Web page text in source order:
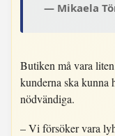
Mikaela
Butiken må vara
kunderna ska kunna
nödvändiga.
– Vi försöker vara